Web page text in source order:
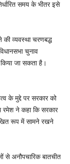
समय के भीतर इसे
व्यवस्था चरणबद्ध
चुनाव
जा सकता है।
के मुद्दे पर सरकार को
रमेश ने कहा कि सरकार
रूप में सामने रखने
से अनौपचारिक बातचीत